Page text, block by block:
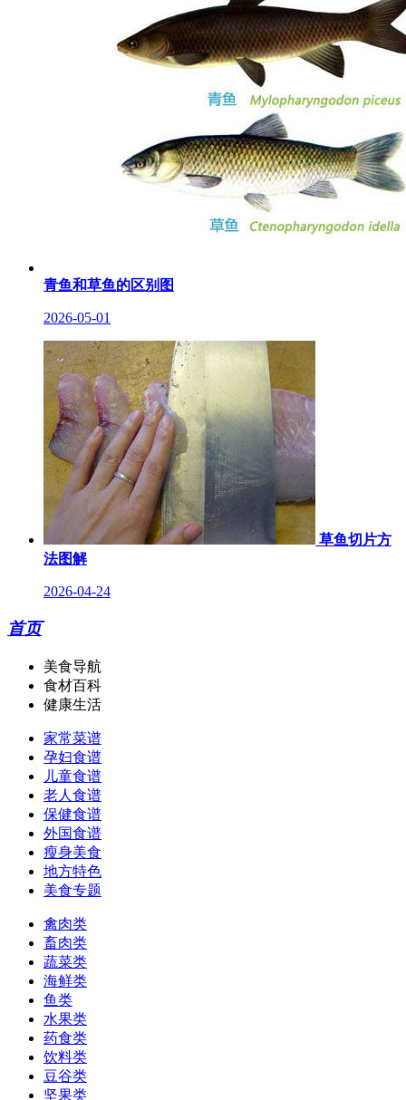
青鱼和草鱼的区别图
2026-05-01
草鱼切片方
法图解
2026-04-24
首页
美食导航
食材百科
健康生活
家常菜谱
孕妇食谱
儿童食谱
老人食谱
保健食谱
外国食谱
瘦身美食
地方特色
美食专题
禽肉类
畜肉类
蔬菜类
海鲜类
鱼类
水果类
药食类
饮料类
豆谷类
坚果类